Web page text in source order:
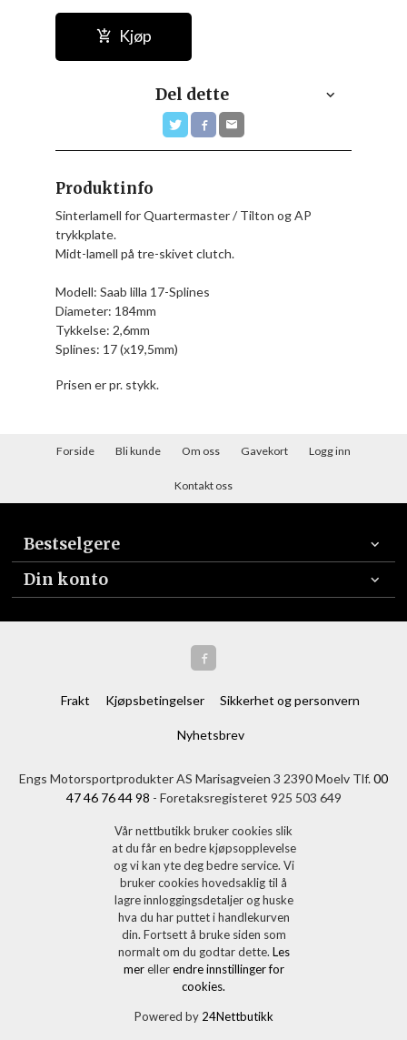
Kjøp
Del dette
Produktinfo
Sinterlamell for Quartermaster / Tilton og AP
trykkplate.
Midt-lamell på tre-skivet clutch.
Modell: Saab lilla 17-Splines
Diameter: 184mm
Tykkelse: 2,6mm
Splines: 17 (x19,5mm)
Prisen er pr. stykk.
Forside Bli kunde Om oss Gavekort Logg inn
Kontakt oss
Bestselgere
Din konto
Frakt Kjøpsbetingelser Sikkerhet og personvern
Nyhetsbrev
Engs Motorsportprodukter AS Marisagveien 3 2390 Moelv Tlf.00
47 46 76 44 98 - Foretaksregisteret 925 503 649
Vår nettbutikk bruker cookies slik
at du får en bedre kjøpsopplevelse
og vi kan yte deg bedre service. Vi
bruker cookies hovedsaklig til å
lagre innloggingsdetaljer og huske
hva du har puttet i handlekurven
din. Fortsett å bruke siden som
normalt om du godtar dette. Les
merellerendre innstillinger for
cookies.
Powered by 24Nettbutikk